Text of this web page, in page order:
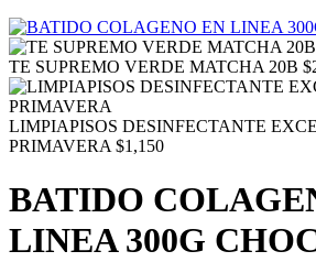
TE SUPREMO VERDE MATCHA 20B $
LIMPIAPISOS DESINFECTANTE
PRIMAVERA $1,150
BATIDO
LINEA 300G